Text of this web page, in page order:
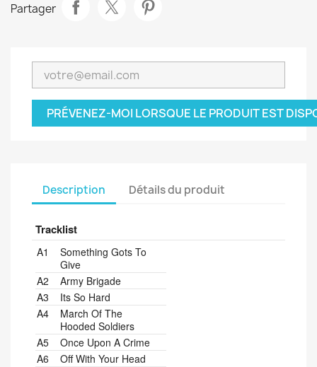
Partager
PRÉVENEZ-MOI LORSQUE LE PRODUIT EST
Description Détails du produit
Tracklist
A1
Something Gots To
Give
A2
Army Brigade
A3
Its So Hard
A4
March Of The
Hooded Soldiers
A5
Once Upon A Crime
A6
Off With Your Head